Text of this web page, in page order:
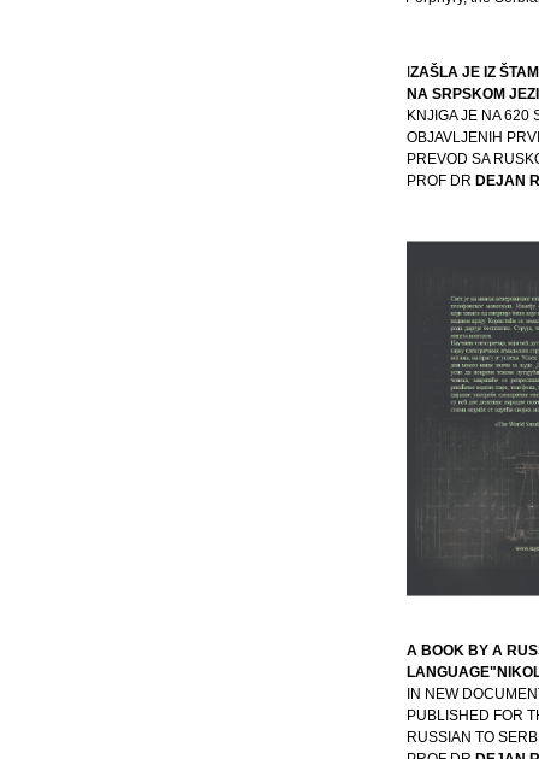
IZAŠLA JE IZ
NA SRPSKOM
KNJIGA JE NA 620
OBJAVLJENIH
PREVOD SA
PROF DR DEJAN
A BOOK BY A
IN NEW
PUBLISHED FOR
RUSSIAN TO